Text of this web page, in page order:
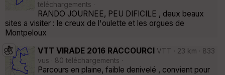
téléchargements ·
RANDO JOURNEE, PEU DIFICILE , deux beaux
sites a visiter : le creux de l'oulette et les orgues de
Montpeloux
VTT VIRADE 2016 RACCOURCI VTT · 23 km · 833
vus · 80 téléchargements ·
Parcours en plaine, faible denivelé , convient pour